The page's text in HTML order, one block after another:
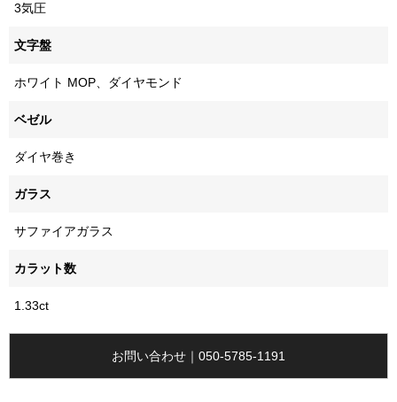
3気圧
文字盤
ホワイト MOP、ダイヤモンド
ベゼル
ダイヤ巻き
ガラス
サファイアガラス
カラット数
1.33ct
お問い合わせ｜050-5785-1191